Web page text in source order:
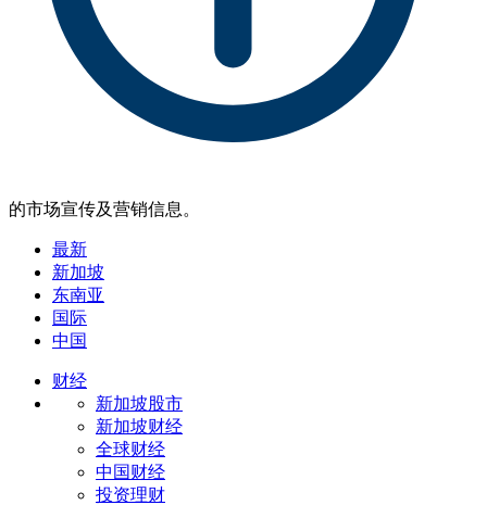
的市场宣传及营销信息。
最新
新加坡
东南亚
国际
中国
财经
新加坡股市
新加坡财经
全球财经
中国财经
投资理财